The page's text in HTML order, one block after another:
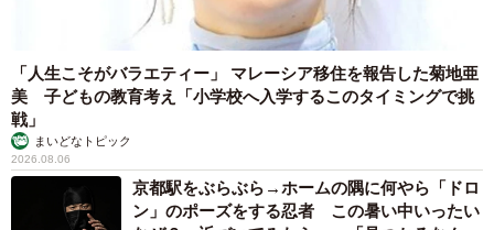
「人生こそがバラエティー」 マレーシア移住を報告した菊地亜
美 子どもの教育考え「小学校へ入学するこのタイミングで挑
戦」
まいどなトピック
2026.08.06
京都駅をぶらぶら→ホームの隅に何やら「ドロ
ン」のポーズをする忍者 この暑い中いったい